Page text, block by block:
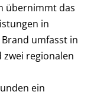
übernimmt das
in
umfasst in
zwei regionalen
ein